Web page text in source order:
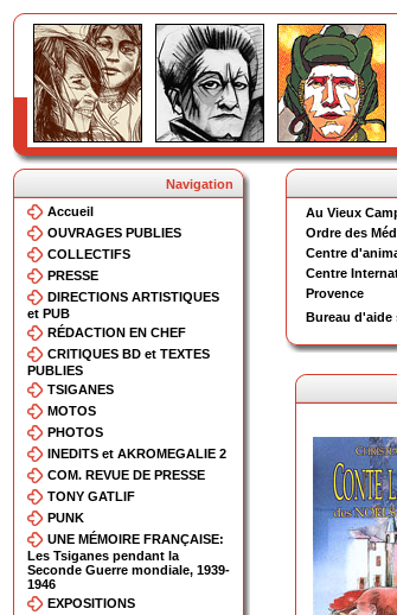
Navigation
Accueil
OUVRAGES PUBLIES
COLLECTIFS
PRESSE
DIRECTIONS ARTISTIQUES
et PUB
RÉDACTION EN CHEF
CRITIQUES BD et TEXTES
PUBLIES
TSIGANES
MOTOS
PHOTOS
INEDITS et AKROMEGALIE 2
COM. REVUE DE PRESSE
TONY GATLIF
PUNK
UNE MÉMOIRE FRANÇAISE:
Les Tsiganes pendant la
Seconde Guerre mondiale, 1939-
1946
EXPOSITIONS
Au Vieux
Ordre des
Centre
Centre
Provence
Bureau d'aide